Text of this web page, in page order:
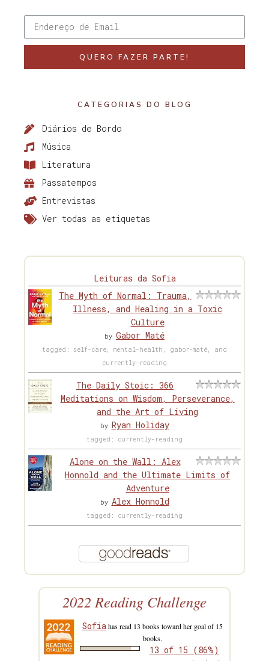
QUERO FAZER PARTE!
CATEGORIAS DO BLOG
Diários de Bordo
Música
Literatura
Passatempos
Entrevistas
Ver todas as etiquetas
Leituras da Sofia
The Myth of Normal: Trauma,
Illness, and Healing in a Toxic
Culture
by Gabor Maté
tagged: self-care, mental-health, gabor-maté, and
currently-reading
The Daily Stoic: 366
Meditations on Wisdom, Perseverance,
and the Art of Living
by Ryan Holiday
tagged: currently-reading
Alone on the Wall: Alex
Honnold and the Ultimate Limits of
Adventure
by Alex Honnold
tagged: currently-reading
2022 Reading Challenge
Sofiahas read 13 books toward her goal of 15
books.
13 of 15 (86%)